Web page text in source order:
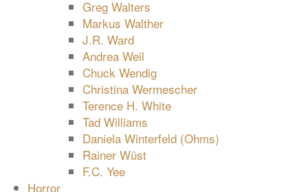
Greg Walters
Markus Walther
J.R. Ward
Andrea Weil
Chuck Wendig
Christina Wermescher
Terence H. White
Tad Williams
Daniela Winterfeld (Ohms)
Rainer Wüst
F.C. Yee
Horror